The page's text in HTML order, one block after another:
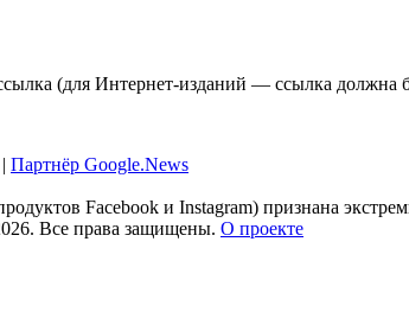
(для Интернет-изданий — ссылка должна
| Партнёр Google.News
Facebook и Instagram) признана
Все права защищены. О проекте